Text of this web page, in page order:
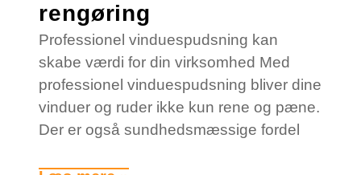
rengøring
Professionel vinduespudsning kan
skabe værdi for din virksomhed Med
professionel vinduespudsning bliver dine
vinduer og ruder ikke kun rene og pæne.
Der er også sundhedsmæssige fordel